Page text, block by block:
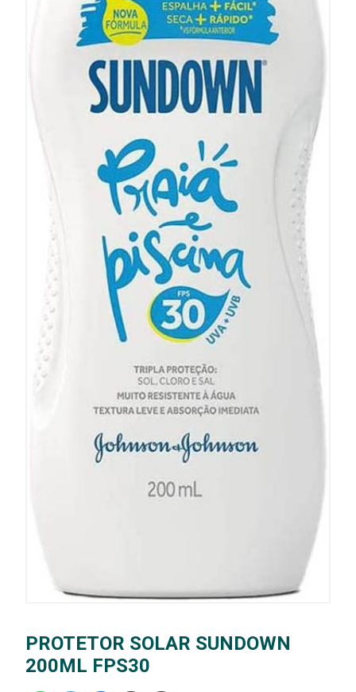
PROTETOR SOLAR SUNDOWN
200ML FPS30